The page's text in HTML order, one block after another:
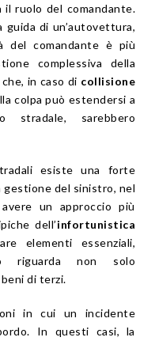
ruolo del comandante.
di un’autovettura,
del comandante è più
complessiva della
in caso di collisione
colpa può estendersi a
stradale, sarebbero
esiste una forte
del sinistro, nel
un approccio più
dell’infortunistica
elementi essenziali,
riguarda non solo
beni di terzi.
in cui un incidente
In questi casi, la